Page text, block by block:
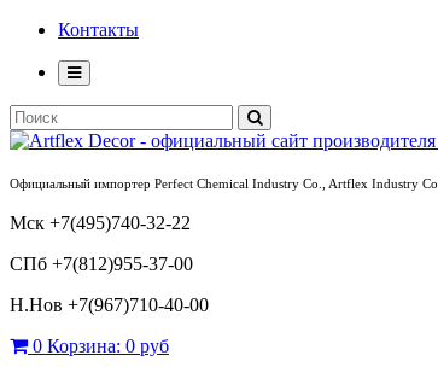
Контакты
Официальный импортер Perfect Chemical Industry Co., Artflex Industry Co.
Мск +7(495)740-32-22
СПб +7(812)955-37-00
Н.Нов +7(967)710-40-00
0 Корзина: 0 руб